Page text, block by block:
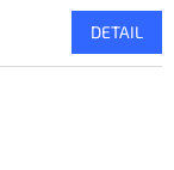
DETAIL